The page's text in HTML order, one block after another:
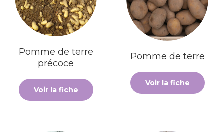
Pomme de terre
précoce
Voir la fiche
Pomme de terre
Voir la fiche